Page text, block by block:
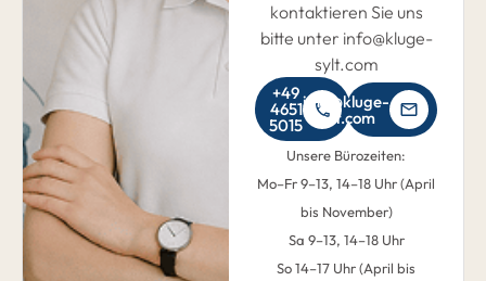
kontaktieren Sie uns
bitte unter info@kluge-
sylt.com
+49
4651
5015
info@kluge-
sylt.com
Unsere Bürozeiten:
Mo–Fr 9–13, 14–18 Uhr (April
bis November)
Sa 9–13, 14–18 Uhr
So 14–17 Uhr (April bis